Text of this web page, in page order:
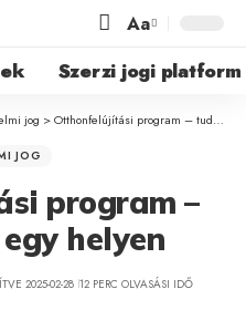
Aa
Szerzi jogi platform
jog >Otthonfelújítási program – tudnivalók egy helyen
JOG
program –
helyen
2025-02-28 12 PERC OLVASÁSI IDŐ